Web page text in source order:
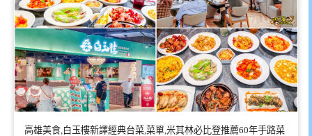
高雄美食,白玉樓新譯經典台菜,菜單,米其林必比登推薦60年手路菜